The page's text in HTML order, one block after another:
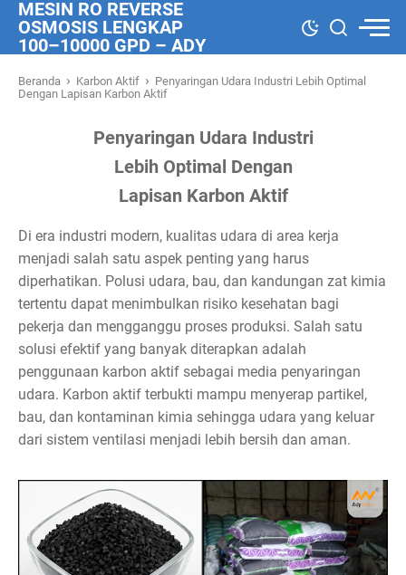
MESIN RO REVERSE
OSMOSIS LENGKAP
100–10000 GPD – ADY
Beranda › Karbon Aktif › Penyaringan Udara Industri Lebih Optimal
Dengan Lapisan Karbon Aktif
Penyaringan Udara Industri
Lebih Optimal Dengan
Lapisan Karbon Aktif
Di era industri modern, kualitas udara di area kerja
menjadi salah satu aspek penting yang harus
diperhatikan. Polusi udara, bau, dan kandungan zat kimia
tertentu dapat menimbulkan risiko kesehatan bagi
pekerja dan mengganggu proses produksi. Salah satu
solusi efektif yang banyak diterapkan adalah
penggunaan karbon aktif sebagai media penyaringan
udara. Karbon aktif terbukti mampu menyerap partikel,
bau, dan kontaminan kimia sehingga udara yang keluar
dari sistem ventilasi menjadi lebih bersih dan aman.